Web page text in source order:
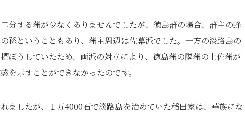
分する藩が少なくありませんでしたが、徳島藩の場合、藩主の蜂
孫ということもあり、藩主周辺は佐幕派でした。一方の淡路島の
ぼうしていたため、両派の対立により、徳島藩の隣藩の土佐藩が
を示すことができなかったのです。
ましたが、１万4000石で淡路島を治めていた稲田家は、華族にな